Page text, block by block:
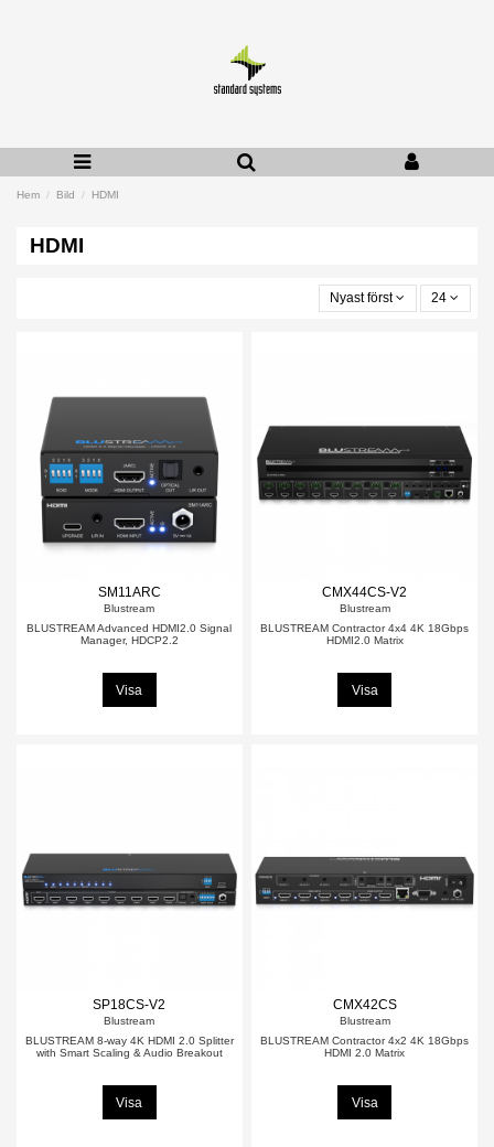
Hem Bild HDMI
HDMI
Nyast först 24
SM11ARC
Blustream
BLUSTREAM Advanced HDMI2.0 Signal
Manager, HDCP2.2
Visa
CMX44CS-V2
Blustream
BLUSTREAM Contractor 4x4 4K 18Gbps
HDMI2.0 Matrix
Visa
SP18CS-V2
Blustream
BLUSTREAM 8-way 4K HDMI 2.0 Splitter
with Smart Scaling & Audio Breakout
Visa
CMX42CS
Blustream
BLUSTREAM Contractor 4x2 4K 18Gbps
HDMI 2.0 Matrix
Visa